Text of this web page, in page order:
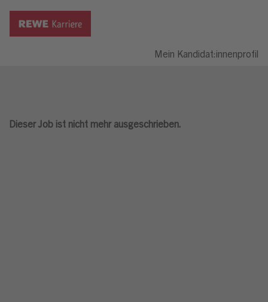
Mein Kandidat:innenprofil
Dieser Job ist nicht mehr ausgeschrieben.